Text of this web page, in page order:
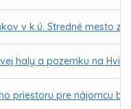
v k.ú. Stredné mesto
haly a pozemku na
priestoru pre nájomcu